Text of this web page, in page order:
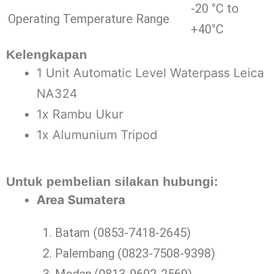
Operating Temperature Range
-20 °C to
+40°C
Kelengkapan
1 Unit Automatic Level Waterpass Leica
NA324
1x Rambu Ukur
1x Alumunium Tripod
Untuk pembelian silakan hubungi:
Area Sumatera
Batam (0853-7418-2645)
Palembang (0823-7508-9398)